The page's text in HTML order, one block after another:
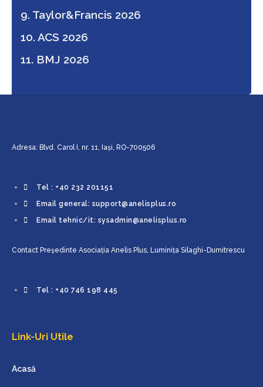
9. Taylor&Francis 2026
10. ACS 2026
11. BMJ 2026
Adresa: Blvd. Carol I, nr. 11, Iaşi, RO-700506
Tel : +40 232 201151
Email general: support@anelisplus.ro
Email tehnic/it: sysadmin@anelisplus.ro
Contact Preşedinte Asociaţia Anelis Plus, Luminiţa Silaghi-Dumitrescu
Tel : +40 746 198 445
Link-Uri Utile
Acasă